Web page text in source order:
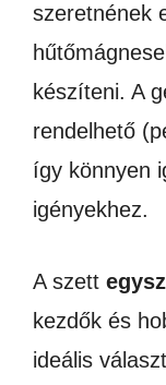
szeretnének
készíteni. A
rendelhető
így könnyen
igényekhez.
A szett
kezdők és
ideális